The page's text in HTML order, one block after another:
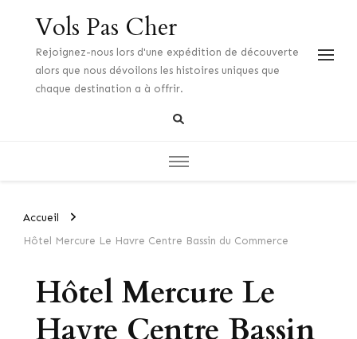
Vols Pas Cher
Rejoignez-nous lors d'une expédition de découverte
alors que nous dévoilons les histoires uniques que
chaque destination a à offrir.
Accueil
Hôtel Mercure Le Havre Centre Bassin du Commerce
Hôtel Mercure Le
Havre Centre Bassin